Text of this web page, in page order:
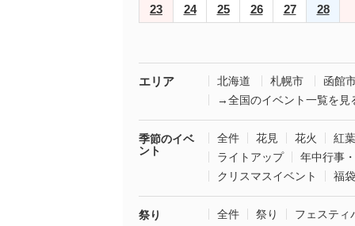
23
24 25 26 27 28
エリア 北海道 札幌市
函館
→全国のイベント一覧を見
季節のイベ
ント
全件 花見 花火
紅葉
ライトアップ
年中行事
クリスマスイベント
福
祭り 全件 祭り フェスティ